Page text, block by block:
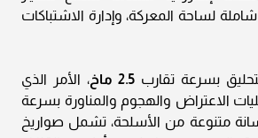
لساحة المعركة، وإدارة الاشتباكات
بسرعة تقارب 2.5 ماخ
، الأمر الذي
الاعتراض والهجوم والمناورة بسرعة
متنوعة من الأسلحة، تشمل صواريخ